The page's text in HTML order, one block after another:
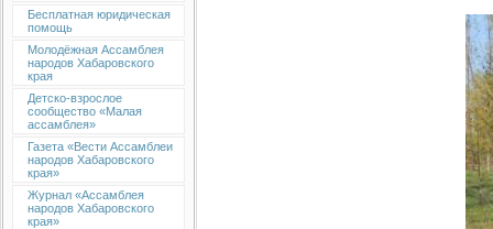
Бесплатная юридическая
помощь
Молодёжная Ассамблея
народов Хабаровского
края
Детско-взрослое
сообщество «Малая
ассамблея»
Газета «Вести Ассамблеи
народов Хабаровского
края»
Журнал «Ассамблея
народов Хабаровского
края»